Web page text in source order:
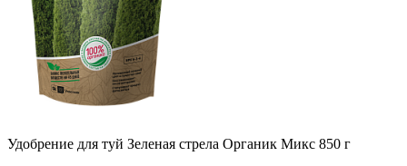
Удобрение для туй Зеленая стрела Органик Микс 850 г